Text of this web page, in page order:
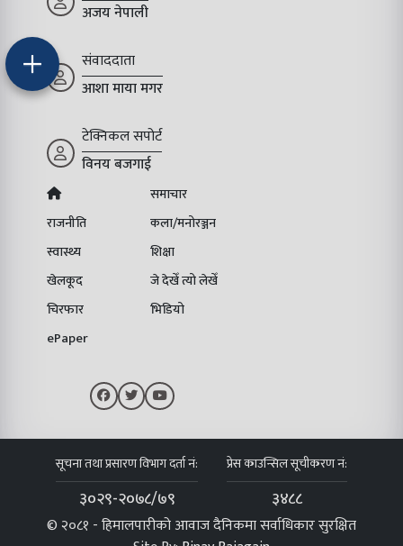
अजय नेपाली
संवाददाता
आशा माया मगर
टेक्निकल सपोर्ट
विनय बजगाई
समाचार
राजनीति
कला/मनोरञ्जन
स्वास्थ्य
शिक्षा
खेलकूद
जे देखेँ त्यो लेखेँ
चिरफार
भिडियो
ePaper
सूचना तथा प्रसारण विभाग दर्ता नं:
३०२९-२०७८/७९
प्रेस काउन्सिल सूचीकरण नं:
३४८८
© २०८१ - हिमालपारीको आवाज दैनिकमा सर्वाधिकार सुरक्षित